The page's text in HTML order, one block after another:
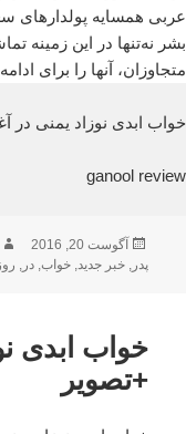
عربی همسایه پولدارهای
بشر نه‌تنها در این زمینه
متجاوزان، آنها را برای
خواب ابدی نوزاد یمنی در
ganool review
ارسال
شده
آگوست 20, 2016
پدر,خبر جدید,خواب,در,
خواب ابدی
+تصویر